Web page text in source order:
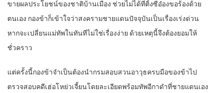
ขายผลประโยชน์ของชาติบ้านเมือง ช่วยไม่ได้ที่ติ้งซีอ๋องขอร้องด้วย
ตนเอง กองข้าก็เข้าใจว่าสงครามชายแดนปัจจุบันเป็นเรื่องเร่งด่วน
หากจะเปลี่ยนแม่ทัพในทันทีไม่ใช่เรื่องง่าย ด้วยเหตุนี้จึงต้องยอมให้
ชั่วคราว
แต่ครั้งนี้กองข้าจำเป็นต้องนำกรมสอบสวนอาวุธครบมือของข้าไป
ตรวจสอบคดีเฮ่อโหย่วเจี้ยนโดยละเอียดพร้อมทัพอีกาดำที่ชายแดนเอง